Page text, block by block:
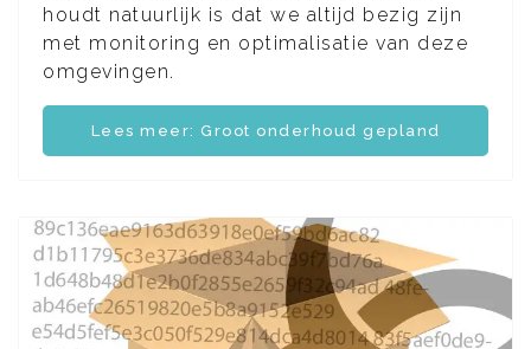
houdt natuurlijk is dat we altijd bezig zijn
met monitoring en optimalisatie van deze
omgevingen.
Lees meer: Groot onderhoud gepland